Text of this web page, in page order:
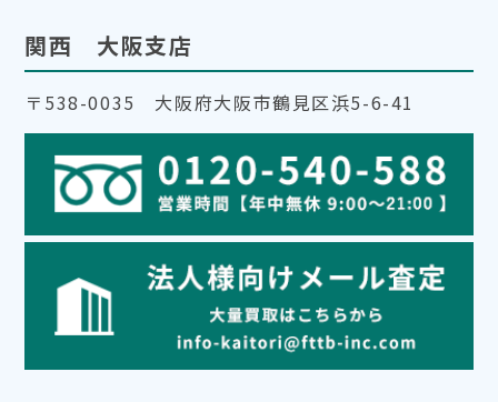
関西 大阪支店
〒538-0035 大阪府大阪市鶴見区浜5-6-41